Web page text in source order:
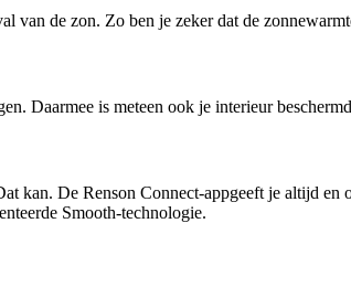
van de zon. Zo ben je zeker dat de
Daarmee is meteen ook je interieur
kan. De Renson Connect-appgeeft je altijd
Smooth-technologie.